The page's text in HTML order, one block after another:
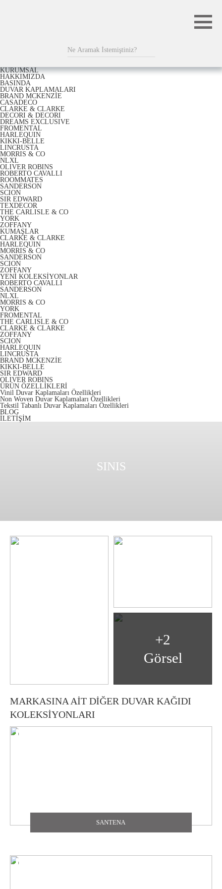
KURUMSAL
HAKKIMIZDA
BASINDA
DUVAR KAPLAMALARI
BRAND MCKENZİE
CASADECO
CLARKE & CLARKE
DECORI & DECORI
DREAMS EXCLUSIVE
FROMENTAL
HARLEQUIN
KIKKI-BELLE
LINCRUSTA
MORRIS & CO
NLXL
OLIVER ROBINS
ROBERTO CAVALLI
ROOMMATES
SANDERSON
SCION
SIR EDWARD
TEXDECOR
THE CARLISLE & CO
YORK
ZOFFANY
KUMAŞLAR
CLARKE & CLARKE
HARLEQUIN
MORRIS & CO
SANDERSON
SCION
ZOFFANY
YENİ KOLEKSİYONLAR
ROBERTO CAVALLI
SANDERSON
NLXL
MORRIS & CO
YORK
FROMENTAL
THE CARLISLE & CO
CLARKE & CLARKE
ZOFFANY
SCION
HARLEQUIN
LINCRUSTA
BRAND MCKENZİE
KIKKI-BELLE
SIR EDWARD
OLIVER ROBINS
ÜRÜN ÖZELLİKLERİ
Vinil Duvar Kaplamaları Özellikleri
Non Woven Duvar Kaplamaları Özellikleri
Tekstil Tabanlı Duvar Kaplamaları Özellikleri
BLOG
İLETİŞİM
SINIS
+2
Görsel
MARKASINA AİT DİĞER DUVAR KAĞIDI
KOLEKSİYONLARI
SANTENA